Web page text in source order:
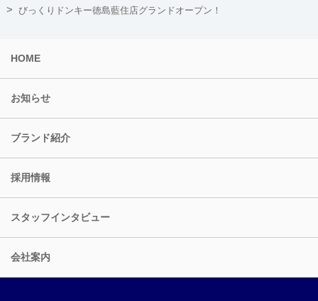
びっくりドンキー徳島藍住店グランドオープン！
HOME
お知らせ
ブランド紹介
採用情報
スタッフインタビュー
会社案内